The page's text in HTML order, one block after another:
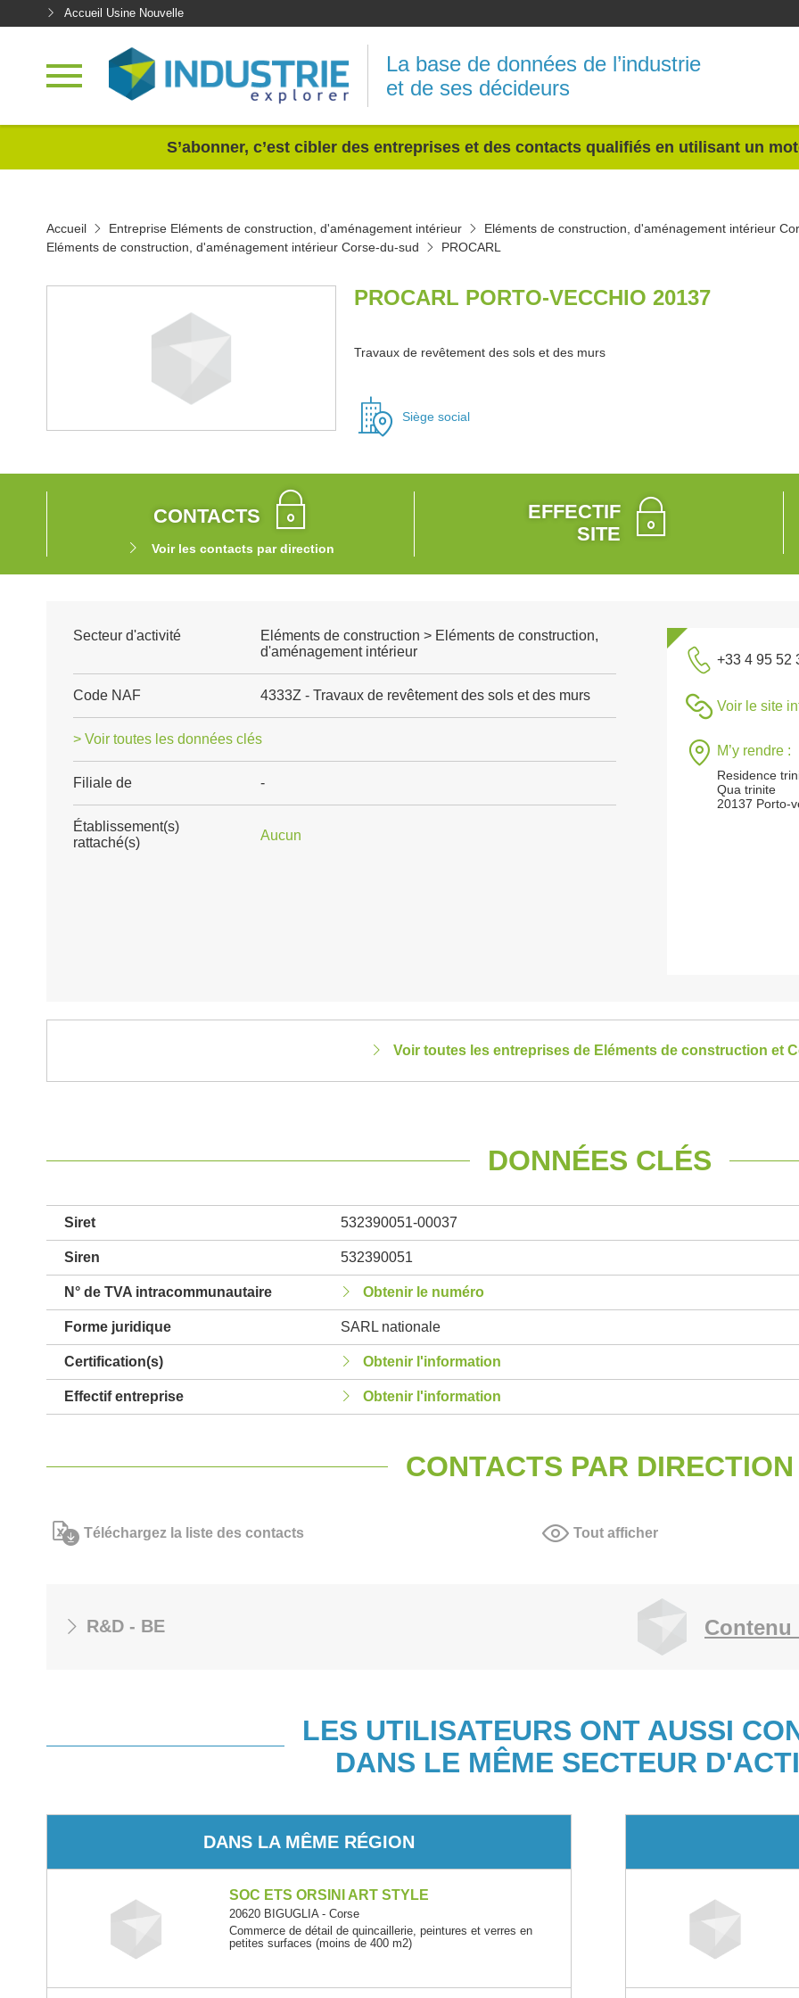
Accueil Usine Nouvelle
La base de données de l’industrie
et de ses décideurs
S’abonner, c’est cibler des entreprises et des contacts qualifiés en utilisant un
Accueil Entreprise Eléments de construction, d'aménagement intérieur
Eléments de construction, d'aménagement intérieur
Eléments de construction, d'aménagement intérieur Corse-du-sud
PROCARL
PROCARL PORTO-VECCHIO 20137
Travaux de revêtement des sols et des murs
Siège social
CONTACTS
Voir les contacts par direction
EFFECTIF
SITE
Secteur d'activité
Eléments de construction > Eléments de construction,
d'aménagement intérieur
Code NAF 4333Z - Travaux de revêtement des sols et des murs
> Voir toutes les données clés
Filiale de -
Établissement(s)
rattaché(s)
Aucun
+33 4 95 52
Voir le site
M’y rendre :
Residence
Qua trinite
20137 Porto-
Voir toutes les entreprises de Eléments de construction et
DONNÉES CLÉS
Siret 532390051-00037
Siren 532390051
N° de TVA intracommunautaire Obtenir le numéro
Forme juridique SARL nationale
Certification(s) Obtenir l'information
Effectif entreprise Obtenir l'information
CONTACTS PAR DIRECTION
Téléchargez la liste des contacts Tout afficher
R&D - BE Contenu
LES UTILISATEURS ONT AUSSI
DANS LE MÊME SECTEUR
DANS LA MÊME RÉGION
SOC ETS ORSINI ART STYLE
20620 BIGUGLIA - Corse
Commerce de détail de quincaillerie, peintures et verres en
petites surfaces (moins de 400 m2)